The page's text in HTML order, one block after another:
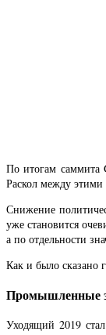
По итогам саммита
Раскол между этими
Снижение
уже становится
а по отдельности
Как и было сказано
Уходящий 2019